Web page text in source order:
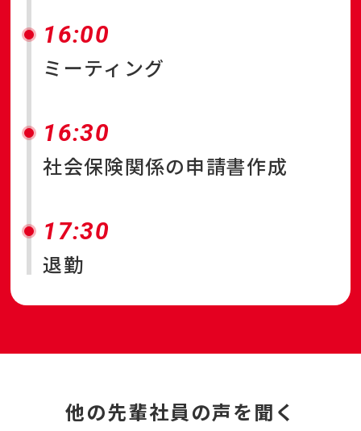
16:00
ミーティング
16:30
社会保険関係の申請書作成
17:30
退勤
他の先輩社員の声を聞く